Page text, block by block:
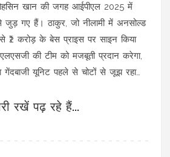
खान की जगह आईपीएल 2025 में
गए हैं। ठाकुर, जो नीलामी में अनसोल्ड
₹2 करोड़ के बेस प्राइस पर साइन किया
की टीम को मजबूती प्रदान करेगा,
यूनिट पहले से चोटों से जूझ रहा
रखें पढ़ रहे हैं...